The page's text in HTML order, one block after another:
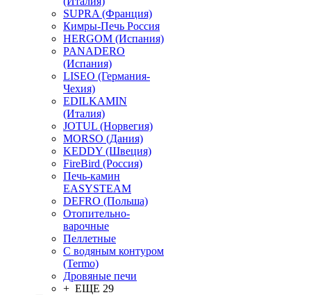
SUPRA (Франция)
Кимры-Печь Россия
HERGOM (Испания)
PANADERO
(Испания)
LISEO (Германия-
Чехия)
EDILKAMIN
(Италия)
JOTUL (Норвегия)
MORSO (Дания)
KEDDY (Швеция)
FireBird (Россия)
Печь-камин
EASYSTEAM
DEFRO (Польша)
Отопительно-
варочные
Пеллетные
С водяным контуром
(Termo)
Дровяные печи
+ ЕЩЕ 29